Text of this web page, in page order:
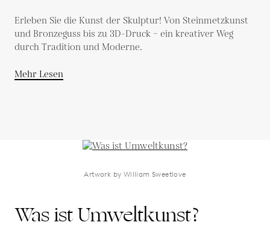
Erleben Sie die Kunst der Skulptur! Von Steinmetzkunst
und Bronzeguss bis zu 3D-Druck – ein kreativer Weg
durch Tradition und Moderne.
Mehr Lesen
Artwork by William Sweetlove
Was ist Umweltkunst?